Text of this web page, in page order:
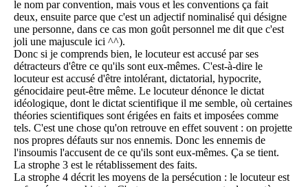
le nom par convention, mais vous et les conventions ça fait
deux, ensuite parce que c'est un adjectif nominalisé qui désigne
une personne, dans ce cas mon goût personnel me dit que c'est
joli une majuscule ici ^^).
Donc si je comprends bien, le locuteur est accusé par ses
détracteurs d'être ce qu'ils sont eux-mêmes. C'est-à-dire le
locuteur est accusé d'être intolérant, dictatorial, hypocrite,
génocidaire peut-être même. Le locuteur dénonce le dictat
idéologique, dont le dictat scientifique il me semble, où certaines
théories scientifiques sont érigées en faits et imposées comme
tels. C'est une chose qu'on retrouve en effet souvent : on projette
nos propres défauts sur nos ennemis. Donc les ennemis de
l'insoumis l'accusent de ce qu'ils sont eux-mêmes. Ça se tient.
La strophe 3 est le rétablissement des faits.
La strophe 4 décrit les moyens de la persécution : le locuteur est